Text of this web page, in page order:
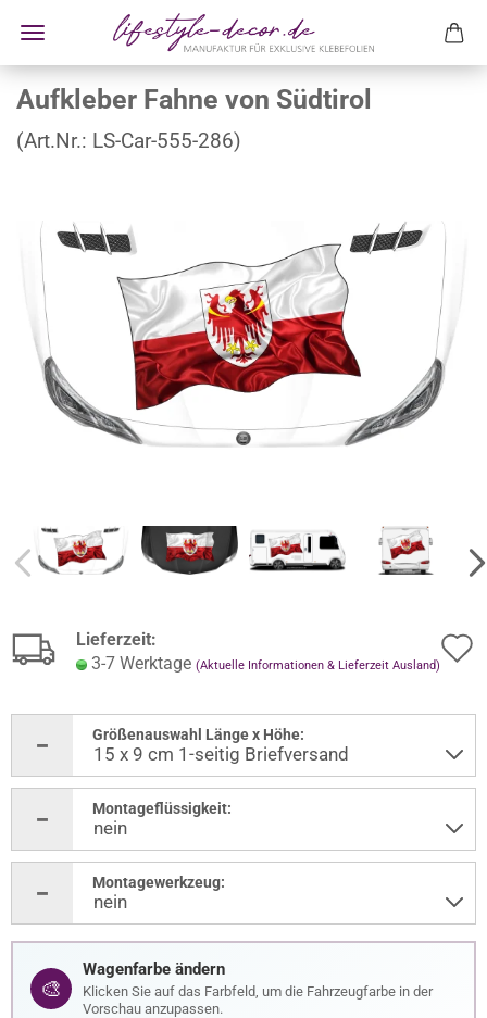
Aufkleber Fahne von Südtirol
(Art.Nr.: LS-Car-555-286)
Lieferzeit:
3-7 Werktage (Aktuelle Informationen & Lieferzeit Ausland)
Größenauswahl Länge x Höhe:
Montageflüssigkeit:
Montagewerkzeug:
🎨
Wagenfarbe ändern
Klicken Sie auf das Farbfeld, um die Fahrzeugfarbe in der
Vorschau anzupassen.